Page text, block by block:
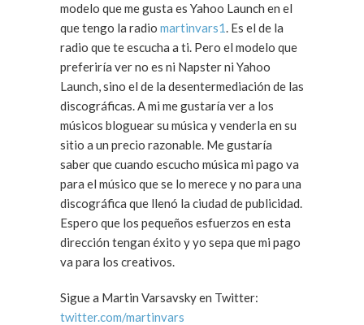
modelo que me gusta es Yahoo Launch en el
que tengo la radio martinvars1. Es el de la
radio que te escucha a ti. Pero el modelo que
preferiría ver no es ni Napster ni Yahoo
Launch, sino el de la desentermediación de las
discográficas. A mi me gustaría ver a los
músicos bloguear su música y venderla en su
sitio a un precio razonable. Me gustaría
saber que cuando escucho música mi pago va
para el músico que se lo merece y no para una
discográfica que llenó la ciudad de publicidad.
Espero que los pequeños esfuerzos en esta
dirección tengan éxito y yo sepa que mi pago
va para los creativos.
Sigue a Martin Varsavsky en Twitter:
twitter.com/martinvars